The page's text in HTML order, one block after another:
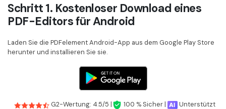
Schritt 1. Kostenloser Download eines
PDF-Editors für Android
Laden Sie die PDFelement Android-App aus dem Google Play Store
herunter und installieren Sie sie.
G2-Wertung: 4.5/5 | 100 % Sicher |
Unterstützt